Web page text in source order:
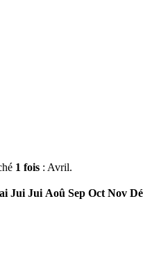
1 fois : Avril.
Jui Jui Aoû Sep Oct Nov